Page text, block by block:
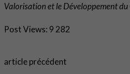
Valorisation et le Développement
Post Views: 9 282
article précédent